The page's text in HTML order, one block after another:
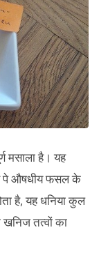
मसाला है। यह
पे औषधीय फसल के
है, यह धनिया कुल
तत्वों का